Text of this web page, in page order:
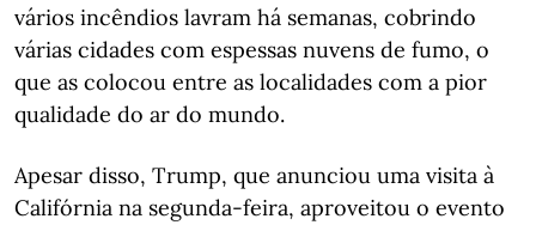
vários incêndios lavram há semanas, cobrindo
várias cidades com espessas nuvens de fumo, o
que as colocou entre as localidades com a pior
qualidade do ar do mundo.
Apesar disso, Trump, que anunciou uma visita à
Califórnia na segunda-feira, aproveitou o evento